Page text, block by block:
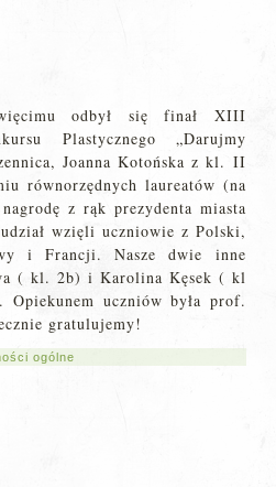
odbył się finał XIII
Plastycznego „Darujmy
Joanna Kotońska z kl. II
równorzędnych laureatów (na
z rąk prezydenta miasta
wzięli uczniowie z Polski,
i Francji. Nasze dwie inne
( kl. 2b) i Karolina Kęsek ( kl
Opiekunem uczniów była prof.
gratulujemy!
ogólne